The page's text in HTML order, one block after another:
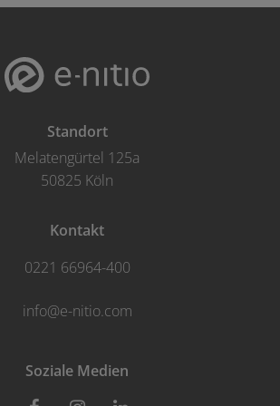
Standort
Melatengürtel 125a
50825 Köln
Kontakt
0221 66964-400
info@e-nitio.com
Soziale Medien